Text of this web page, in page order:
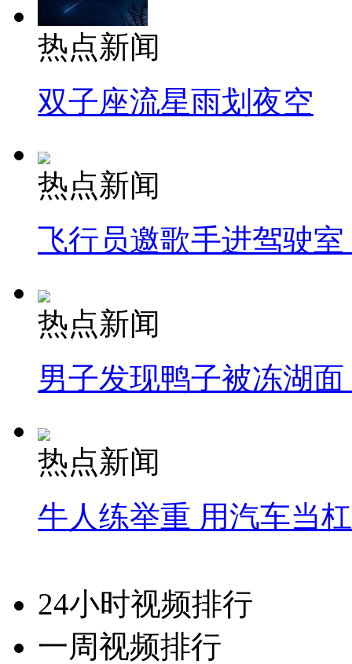
热点新闻
双子座流星雨划夜空
热点新闻
飞行员邀歌手进驾驶
热点新闻
男子发现鸭子被冻湖
热点新闻
牛人练举重 用汽车当
24小时视频排行
一周视频排行